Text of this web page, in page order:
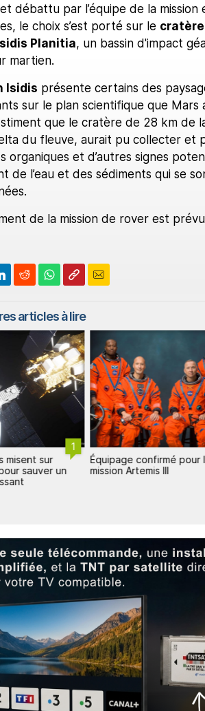
débattu par l’équipe de la
le choix s’est porté sur le
Planitia, un bassin d'impact
martien.
Isidis présente certains des
sur le plan scientifique que Mars
que le cratère de 28 km de
du fleuve, aurait pu collecter et
organiques et d’autres signes
de l’eau et des sédiments qui se
de la mission de rover est
articles à lire
1
misent sur
sauver un
Équipage confirmé pour
mission Artemis III